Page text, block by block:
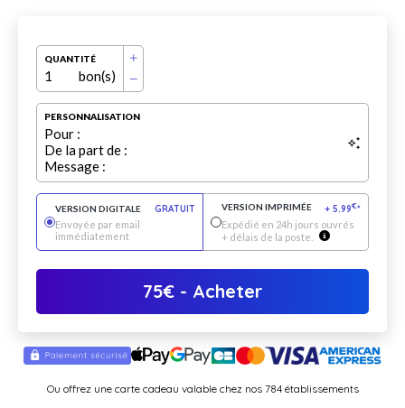
QUANTITÉ
1 bon(s)
PERSONNALISATION
Pour :
De la part de :
Message :
VERSION DIGITALE
GRATUIT
Envoyée par email
immédiatement
VERSION IMPRIMÉE + 5.99€*
Expédié en 24h jours ouvrés
+ délais de la poste.
75€- Acheter
Ou offrez une carte cadeau valable chez nos 784 établissements